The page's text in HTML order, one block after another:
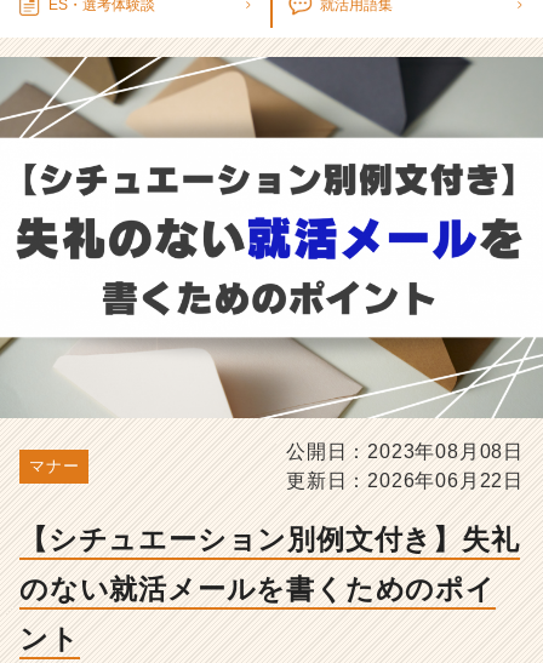
失
の
い
活
メ
ル
書
ン
ト
-
選
ES・選考体験談 就活用語集
マナー
公開日：2023年08月08日
更新日：2026年06月22日
【シチュエーション別例文付き】失礼
のない就活メールを書くためのポイ
ント